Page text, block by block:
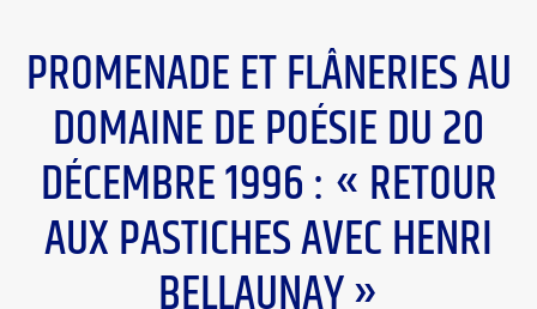
PROMENADE ET FLÂNERIES AU
DOMAINE DE POÉSIE DU 20
DÉCEMBRE 1996 : « RETOUR
AUX PASTICHES AVEC HENRI